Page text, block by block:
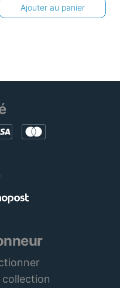
Ajouter au panier
collection